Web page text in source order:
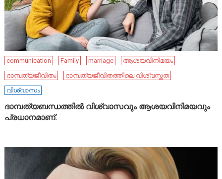
communication Family marriage
ആശയവിനിമയം
ദാമ്പത്യജീവിതം
ദാമ്പത്യജീവിതത്തിലെ വിശ്വസ്തത
വിശ്വാസം
ദാമ്പത്യബന്ധത്തിൽ വിശ്വാസവും ആശയവിനിമയവും
പ്രധാനമാണ്.